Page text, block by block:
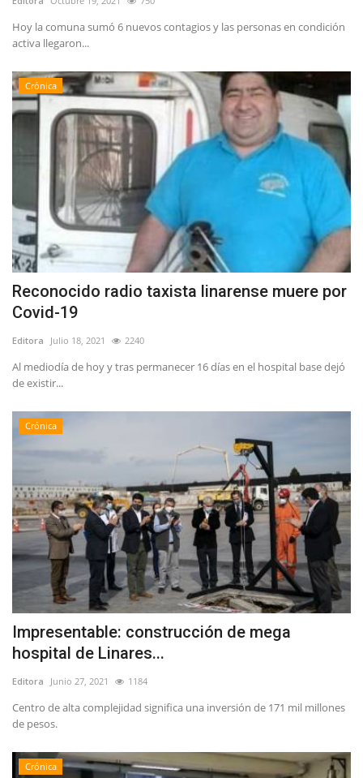
Hoy la comuna sumó 6 nuevos contagios y las personas en condición
activa llegaron...
Crónica
Reconocido radio taxista linarense muere por
Covid-19
Editora Julio 18, 2021 2240
Al mediodía de hoy y tras permanecer 16 días en el hospital base dejó
de existir...
Crónica
Impresentable: construcción de mega
hospital de Linares...
Editora Junio 27, 2021 1184
Centro de alta complejidad significa una inversión de 171 mil millones
de pesos.
Crónica